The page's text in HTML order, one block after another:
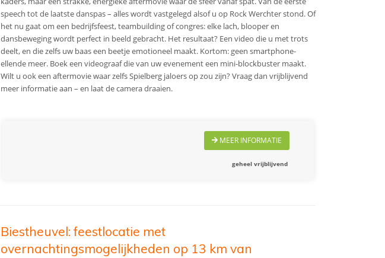
speech tot de laatste danspas – alles wordt vastgelegd alsof u op Rock Werchter stond. Of
het nu gaat om een bedrijfsfeest, teambuilding of congres: elke lach, blooper en
dansbeweging wordt perfect in beeld gebracht. Het resultaat? Een video die u met trots
deelt, en die zelfs uw baas een beetje emotioneel maakt. Kortom: geen smartphone-
ellende meer. Boek een videograaf die van uw evenement een mini-blockbuster maakt.
Wilt u ook een aftermovie waar zelfs Spielberg jaloers op zou zijn? Vraag dan vrijblijvend
meer informatie aan – en laat de camera draaien.
MEER INFORMATIE
geheel vrijblijvend
Biestheuvel: feestlocatie met
overnachtingsmogelijkheden op 13 km van